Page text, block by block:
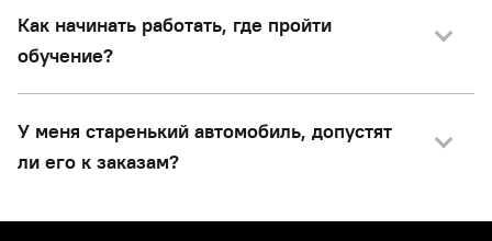
Как начинать работать, где пройти
обучение?
У меня старенький автомобиль, допустят
ли его к заказам?